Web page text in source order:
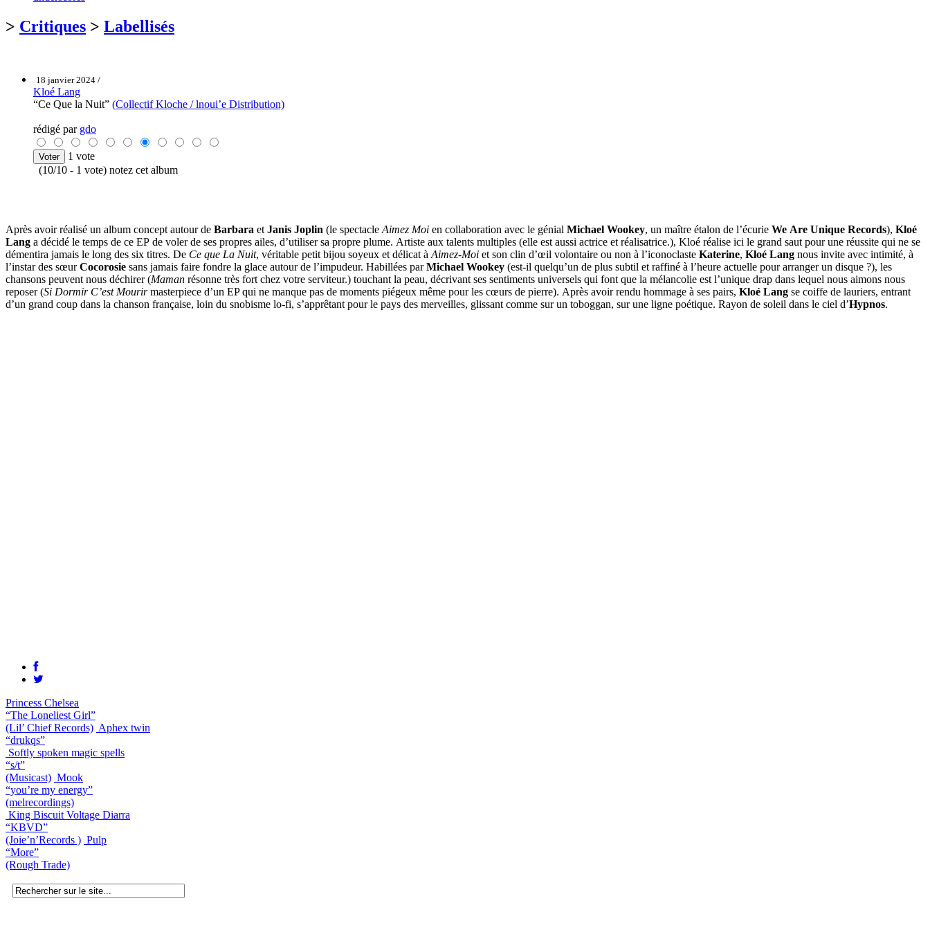
> Critiques > Labellisés
18 janvier 2024 /
Kloé Lang
“Ce Que la Nuit” (Collectif Kloche / lnoui’e Distribution)
rédigé par gdo
1 vote
(10/10 - 1 vote) notez cet album
Après avoir réalisé un album concept autour de Barbara et Janis Joplin (le spectacle Aimez Moi en collaboration avec le génial Michael Wookey, un maître étalon de l’écurie We Are Unique Records), Kloé
Lang a décidé le temps de ce EP de voler de ses propres ailes, d’utiliser sa propre plume. Artiste aux talents multiples (elle est aussi actrice et réalisatrice.), Kloé réalise ici le grand saut pour une réussite qui ne se
démentira jamais le long des six titres. De Ce que La Nuit, véritable petit bijou soyeux et délicat à Aimez-Moi et son clin d’œil volontaire ou non à l’iconoclaste Katerine, Kloé Lang nous invite avec intimité, à
l’instar des sœurCocorosie sans jamais faire fondre la glace autour de l’impudeur. Habillées parMichael Wookey (est-il quelqu’un de plus subtil et raffiné à l’heure actuelle pour arranger un disque ?), les
chansons peuvent nous déchirer (Maman résonne très fort chez votre serviteur.) touchant la peau, décrivant ses sentiments universels qui font que la mélancolie est l’unique drap dans lequel nous aimons nous
reposer (Si Dormir C’est Mourirmasterpiece d’un EP qui ne manque pas de moments piégeux même pour les cœurs de pierre). Après avoir rendu hommage à ses pairs, Kloé Lang se coiffe de lauriers, entrant
d’un grand coup dans la chanson française, loin du snobisme lo-fi, s’apprêtant pour le pays des merveilles, glissant comme sur un toboggan, sur une ligne poétique. Rayon de soleil dans le ciel d’Hypnos.
Princess Chelsea
“The Loneliest Girl”
(Lil’ Chief Records) Aphex twin
“drukqs”
Softly spoken magic spells
“s/t”
(Musicast) Mook
“you’re my energy”
(melrecordings)
King Biscuit Voltage Diarra
“KBVD”
(Joie’n’Records ) Pulp
“More”
(Rough Trade)